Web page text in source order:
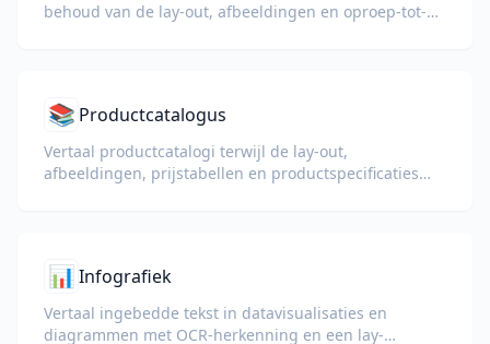
behoud van de lay-out, afbeeldingen en oproep-tot-
📚 Productcatalogus
Vertaal productcatalogi terwijl de lay-out,
afbeeldingen, prijstabellen en productspecificaties
📊 Infografiek
Vertaal ingebedde tekst in datavisualisaties en
diagrammen met OCR-herkenning en een lay-